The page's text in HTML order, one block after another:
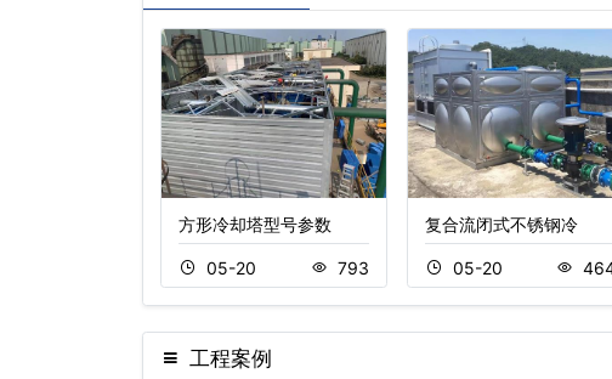
方形冷却塔型号参数
05-20 793
复合流闭式不锈钢冷
05-20
工程案例